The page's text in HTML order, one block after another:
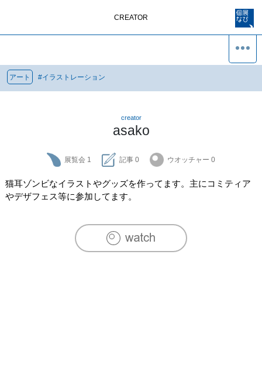
CREATOR
アート #イラストレーション
creator
asako
展覧会 1 記事 0 ウオッチャー 0
猫耳ゾンビなイラストやグッズを作ってます。主にコミティア
やデザフェス等に参加してます。